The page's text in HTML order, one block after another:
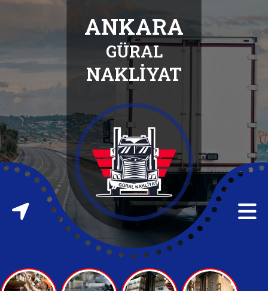
HAKKIMIZDA
HİZMETLERİMİZ
İLETİŞİM
FABRİKA
TAŞIMA
TAŞIMA
ANKARA
GÜRAL
NAKLİYAT